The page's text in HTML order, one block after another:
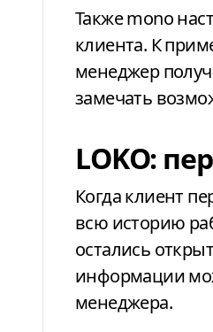
Также mono
клиента. К
менеджер
замечать
LOKO:
Когда клиент
всю историю
остались
информации
менеджера.